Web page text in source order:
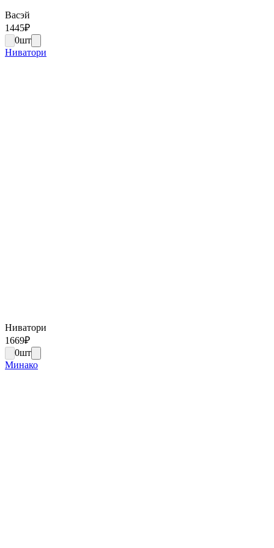
Васэй
1445₽
0шт
Ниватори
Ниватори
1669₽
0шт
Минако